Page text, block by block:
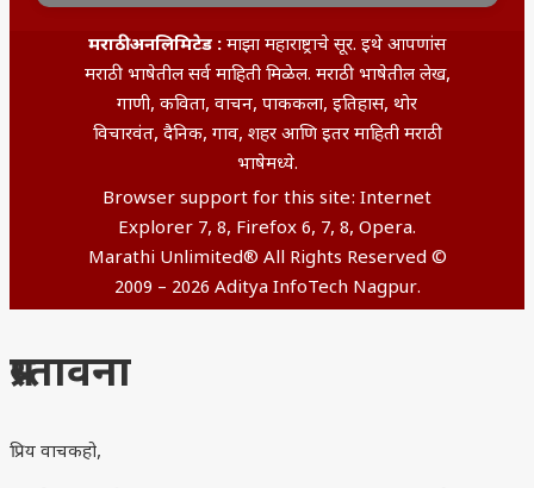
मराठी अनलिमिटेड : माझा महाराष्ट्राचे सूर. इथे आपणांस
मराठी भाषेतील सर्व माहिती मिळेल. मराठी भाषेतील लेख,
गाणी, कविता, वाचन, पाककला, इतिहास, थोर
विचारवंत, दैनिक, गाव, शहर आणि इतर माहिती मराठी
भाषेमध्ये.
Browser support for this site: Internet
Explorer 7, 8, Firefox 6, 7, 8, Opera.
Marathi Unlimited® All Rights Reserved ©
2009 – 2026 Aditya InfoTech Nagpur.
प्रस्तावना
प्रिय वाचकहो,